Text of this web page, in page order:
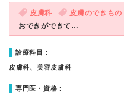
皮膚科 皮膚のできもの
おできができて…
診療科目：
皮膚科、美容皮膚科
専門医・資格：